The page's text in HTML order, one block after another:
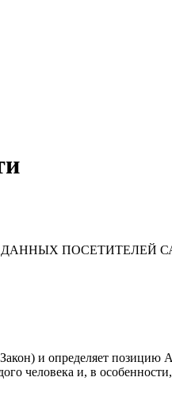
ПОСЕТИТЕЛЕЙ
и определяет позицию
человека и, в